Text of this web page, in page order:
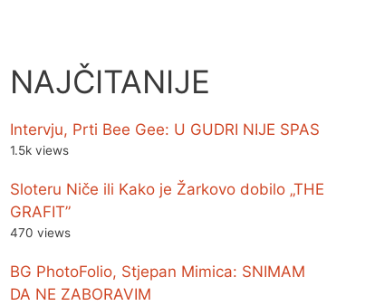
NAJČITANIJE
Intervju, Prti Bee Gee: U GUDRI NIJE SPAS
1.5k views
Sloteru Niče ili Kako je Žarkovo dobilo „THE
GRAFIT”
470 views
BG PhotoFolio, Stjepan Mimica: SNIMAM
DA NE ZABORAVIM